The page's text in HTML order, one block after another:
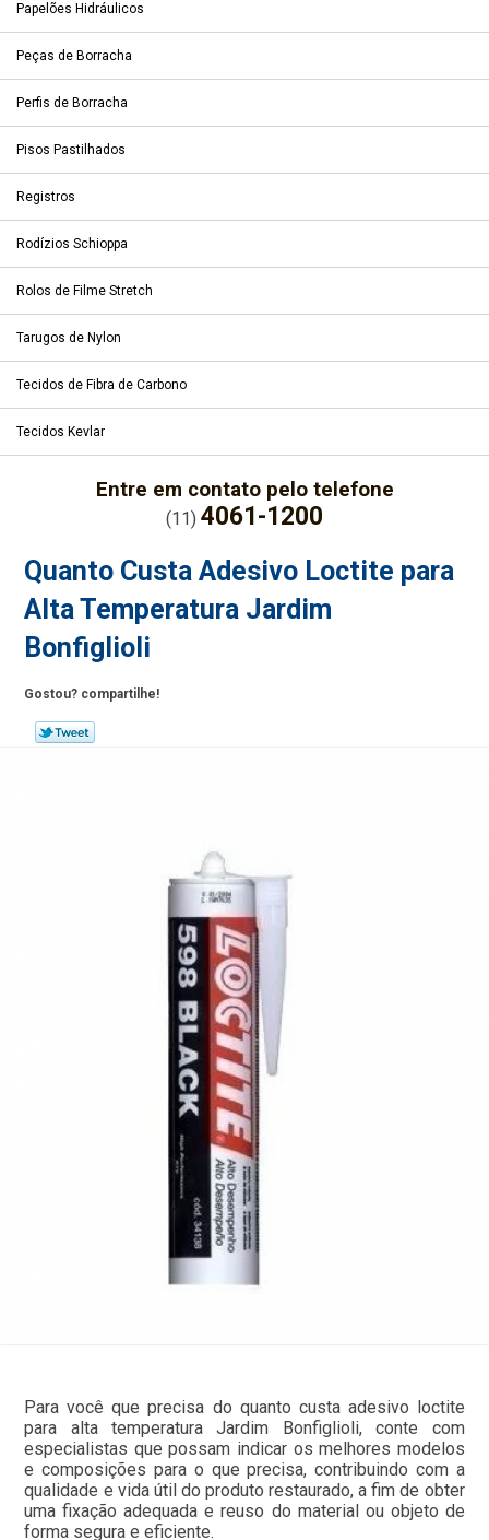
Papelões Hidráulicos
Peças de Borracha
Perfis de Borracha
Pisos Pastilhados
Registros
Rodízios Schioppa
Rolos de Filme Stretch
Tarugos de Nylon
Tecidos de Fibra de Carbono
Tecidos Kevlar
Entre em contato pelo telefone
(11) 4061-1200
Quanto Custa Adesivo Loctite para
Alta Temperatura Jardim
Bonfiglioli
Gostou? compartilhe!
Para você que precisa do quanto custa adesivo loctite
para alta temperatura Jardim Bonfiglioli, conte com
especialistas que possam indicar os melhores modelos
e composições para o que precisa, contribuindo com a
qualidade e vida útil do produto restaurado, a fim de obter
uma fixação adequada e reuso do material ou objeto de
forma segura e eficiente.